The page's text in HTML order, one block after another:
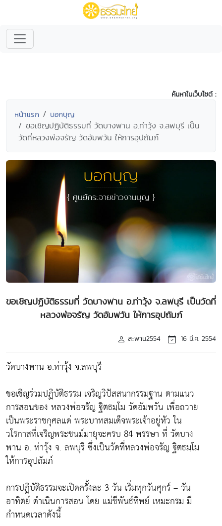
ค้นหาในเว็บไซต์ :
หน้าแรก บอกบุญ
ขอเชิญปฏิบัติธรรมที่ วัดบางพาน อ.ท่าวุ้ง จ.ลพบุรี เป็น
วัดที่หลวงพ่อจรัญ วัดอัมพวัน ให้การอุปถัมภ์
ขอเชิญปฏิบัติธรรมที่ วัดบางพาน อ.ท่าวุ้ง จ.ลพบุรี เป็นวัดที่
หลวงพ่อจรัญ วัดอัมพวัน ให้การอุปถัมภ์
สะพาน2554 16 มี.ค. 2554
วัดบางพาน อ.ท่าวุ้ง จ.ลพบุรี
ขอเชิญร่วมปฏิบัติธรรม เจริญวิปัสสนากรรมฐาน ตามแนว
การสอนของ หลวงพ่อจรัญ ฐิตธมฺโม วัดอัมพวัน เพื่อถวาย
เป็นพระราชกุศลแด่ พระบาทสมเด็จพระเจ้าอยู่หัว ใน
วโรกาสที่เจริญพระชนม์มายุจะครบ 84 พรรษา ที่ วัดบาง
พาน อ. ท่าวุ้ง จ. ลพบุรี ซึ่งเป็นวัดที่หลวงพ่อจรัญ ฐิตธมฺโม
ให้การอุปถัมภ์
การปฏิบัติธรรมจะเปิดครั้งละ 3 วัน เริ่มทุกวันศุกร์ – วัน
อาทิตย์ ดำเนินการสอน โดย แม่ชีพันธ์ทิพย์ เหมะกรม มี
กำหนดเวลาดังนี้